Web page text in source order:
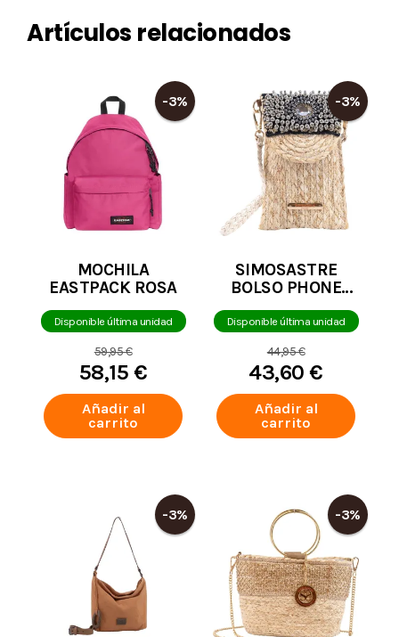
Artículos relacionados
-3%
MOCHILA
EASTPACK ROSA
Disponible última unidad
59,95 €
58,15 €
Añadir al
carrito
-3%
SIMOSASTRE
BOLSO PHONE
BAG MONCLER
NEGRO
Disponible última unidad
44,95 €
43,60 €
Añadir al
carrito
-3% -3%